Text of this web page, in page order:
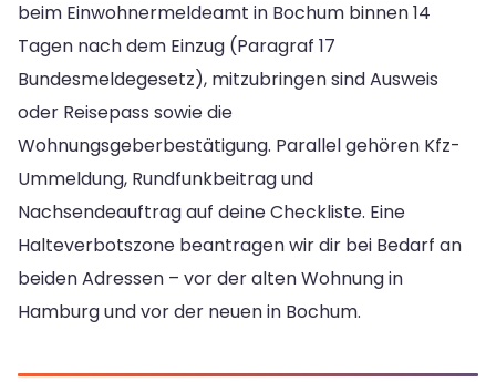
beim Einwohnermeldeamt in Bochum binnen 14
Tagen nach dem Einzug (Paragraf 17
Bundesmeldegesetz), mitzubringen sind Ausweis
oder Reisepass sowie die
Wohnungsgeberbestätigung. Parallel gehören Kfz-
Ummeldung, Rundfunkbeitrag und
Nachsendeauftrag auf deine Checkliste. Eine
Halteverbotszone beantragen wir dir bei Bedarf an
beiden Adressen – vor der alten Wohnung in
Hamburg und vor der neuen in Bochum.